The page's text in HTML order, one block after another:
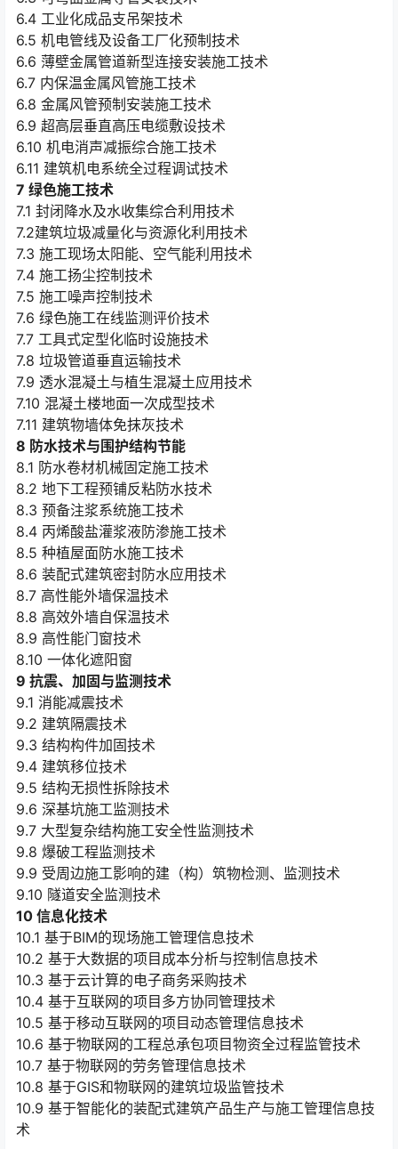
6.4 工业化成品支吊架技术
6.5 机电管线及设备工厂化预制技术
6.6 薄壁金属管道新型连接安装施工技术
6.7 内保温金属风管施工技术
6.8 金属风管预制安装施工技术
6.9 超高层垂直高压电缆敷设技术
6.10 机电消声减振综合施工技术
6.11 建筑机电系统全过程调试技术
7 绿色施工技术
7.1 封闭降水及水收集综合利用技术
7.2建筑垃圾减量化与资源化利用技术
7.3 施工现场太阳能、空气能利用技术
7.4 施工扬尘控制技术
7.5 施工噪声控制技术
7.6 绿色施工在线监测评价技术
7.7 工具式定型化临时设施技术
7.8 垃圾管道垂直运输技术
7.9 透水混凝土与植生混凝土应用技术
7.10 混凝土楼地面一次成型技术
7.11 建筑物墙体免抹灰技术
8 防水技术与围护结构节能
8.1 防水卷材机械固定施工技术
8.2 地下工程预铺反粘防水技术
8.3 预备注浆系统施工技术
8.4 丙烯酸盐灌浆液防渗施工技术
8.5 种植屋面防水施工技术
8.6 装配式建筑密封防水应用技术
8.7 高性能外墙保温技术
8.8 高效外墙自保温技术
8.9 高性能门窗技术
8.10 一体化遮阳窗
9 抗震、加固与监测技术
9.1 消能减震技术
9.2 建筑隔震技术
9.3 结构构件加固技术
9.4 建筑移位技术
9.5 结构无损性拆除技术
9.6 深基坑施工监测技术
9.7 大型复杂结构施工安全性监测技术
9.8 爆破工程监测技术
9.9 受周边施工影响的建（构）筑物检测、监测技术
9.10 隧道安全监测技术
10 信息化技术
10.1 基于BIM的现场施工管理信息技术
10.2 基于大数据的项目成本分析与控制信息技术
10.3 基于云计算的电子商务采购技术
10.4 基于互联网的项目多方协同管理技术
10.5 基于移动互联网的项目动态管理信息技术
10.6 基于物联网的工程总承包项目物资全过程监管技术
10.7 基于物联网的劳务管理信息技术
10.8 基于GIS和物联网的建筑垃圾监管技术
10.9 基于智能化的装配式建筑产品生产与施工管理信息技
术